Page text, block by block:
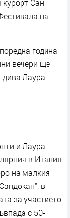
курорт Сан
на
година
вечери ще
дива Лаура
и Лаура
в Италия
на малкия
в
за участието
с 50-